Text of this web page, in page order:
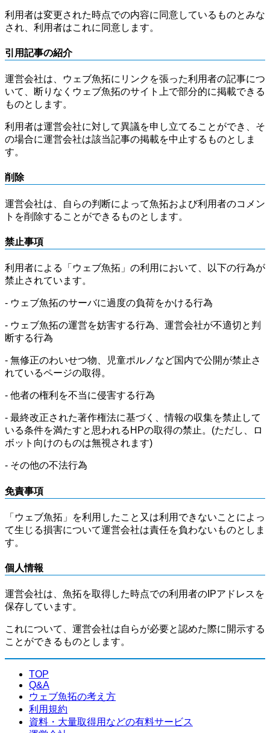
利用者は変更された時点での内容に同意しているものとみな
され、利用者はこれに同意します。
引用記事の紹介
運営会社は、ウェブ魚拓にリンクを張った利用者の記事につ
いて、断りなくウェブ魚拓のサイト上で部分的に掲載できる
ものとします。
利用者は運営会社に対して異議を申し立てることができ、そ
の場合に運営会社は該当記事の掲載を中止するものとしま
す。
削除
運営会社は、自らの判断によって魚拓および利用者のコメン
トを削除することができるものとします。
禁止事項
利用者による「ウェブ魚拓」の利用において、以下の行為が
禁止されています。
- ウェブ魚拓のサーバに過度の負荷をかける行為
- ウェブ魚拓の運営を妨害する行為、運営会社が不適切と判
断する行為
- 無修正のわいせつ物、児童ポルノなど国内で公開が禁止さ
れているページの取得。
- 他者の権利を不当に侵害する行為
- 最終改正された著作権法に基づく、情報の収集を禁止して
いる条件を満たすと思われるHPの取得の禁止。(ただし、ロ
ボット向けのものは無視されます)
- その他の不法行為
免責事項
「ウェブ魚拓」を利用したこと又は利用できないことによっ
て生じる損害について運営会社は責任を負わないものとしま
す。
個人情報
運営会社は、魚拓を取得した時点での利用者のIPアドレスを
保存しています。
これについて、運営会社は自らが必要と認めた際に開示する
ことができるものとします。
TOP
Q&A
ウェブ魚拓の考え方
利用規約
資料・大量取得用などの有料サービス